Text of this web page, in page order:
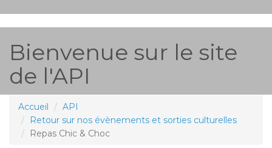
Bienvenue sur le site
de l'API
Accueil
API
Retour sur nos évènements et sorties culturelles
Repas Chic & Choc